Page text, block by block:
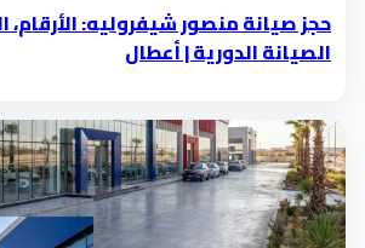
حجز صيانة منصور شيفروليه: الأرقام،
الصيانة الدورية | أعطال